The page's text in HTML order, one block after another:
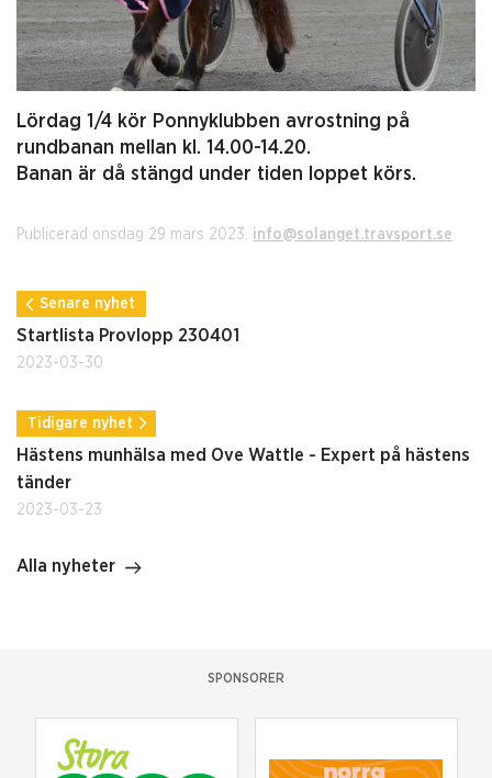
Lördag 1/4 kör Ponnyklubben avrostning på
rundbanan mellan kl. 14.00-14.20.
Banan är då stängd under tiden loppet körs.
Publicerad onsdag 29 mars 2023. info@solanget.travsport.se
Senare nyhet
Startlista Provlopp 230401
2023-03-30
Tidigare nyhet
Hästens munhälsa med Ove Wattle - Expert på hästens
tänder
2023-03-23
Alla nyheter
SPONSORER